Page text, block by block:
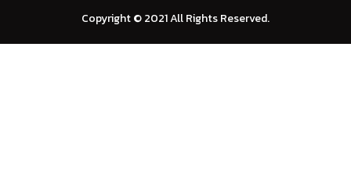
Copyright © 2021 All Rights Reserved.